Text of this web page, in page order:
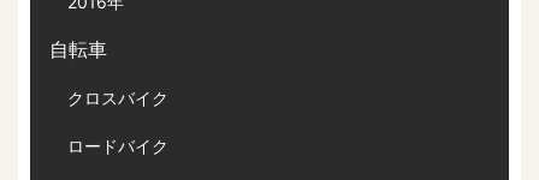
自転車
クロスバイク
ロードバイク